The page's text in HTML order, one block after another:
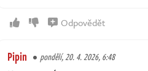
Odpovědět
Pipin pondělí, 20. 4. 2026, 6:48